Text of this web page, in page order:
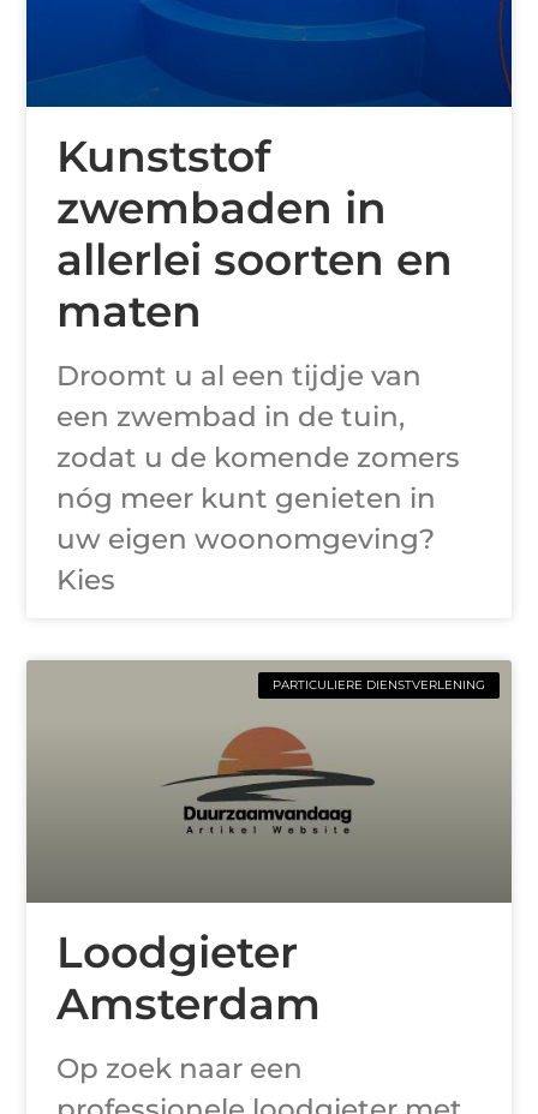
Kunststof
zwembaden in
allerlei soorten en
maten
Droomt u al een tijdje van
een zwembad in de tuin,
zodat u de komende zomers
nóg meer kunt genieten in
uw eigen woonomgeving?
Kies
PARTICULIERE DIENSTVERLENING
Loodgieter
Amsterdam
Op zoek naar een